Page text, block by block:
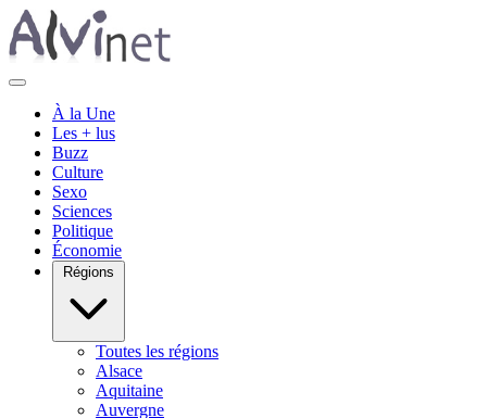
À la Une
Les + lus
Buzz
Culture
Sexo
Sciences
Politique
Économie
Régions
Toutes les régions
Alsace
Aquitaine
Auvergne